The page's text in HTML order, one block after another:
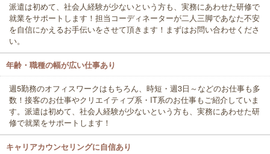
派遣は初めて、社会人経験が少ないという方も、実務にあわせた研修で
就業をサポートします！担当コーディネーターが二人三脚であなた不安
を自信にかえるお手伝いをさせて頂きます！まずはお問い合わせくださ
い。
年齢・職種の幅が広い仕事あり
週5勤務のオフィスワークはもちろん、時短・週3日～などのお仕事も多
数！接客のお仕事やクリエイティブ系・IT系のお仕事もご紹介していま
す。派遣は初めて、社会人経験が少ないという方も、実務にあわせた研
修で就業をサポートします！
キャリアカウンセリングに自信あり